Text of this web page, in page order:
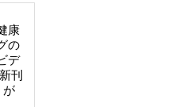
康
の
デ
刊
が